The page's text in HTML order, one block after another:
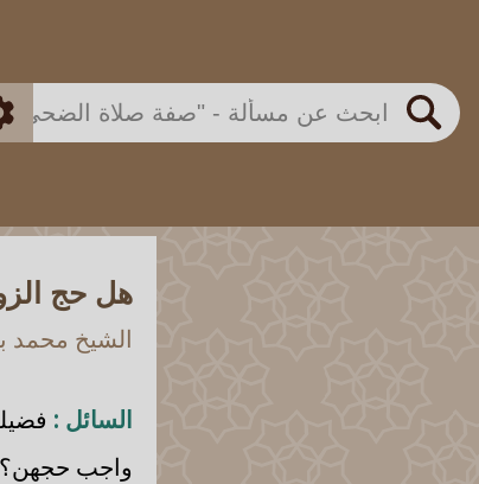
بحث
اللجنة الدائمة
متقدم
هل حج
الشيخ محمد
السائل :
واجب حجهن؟